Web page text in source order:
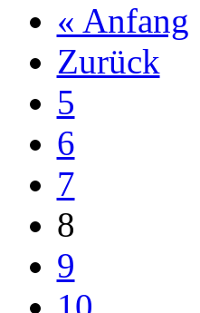
« Anfang
Zurück
5
6
7
8
9